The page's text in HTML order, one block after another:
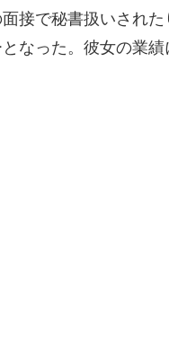
接で秘書扱いされ
なった。彼女の業績